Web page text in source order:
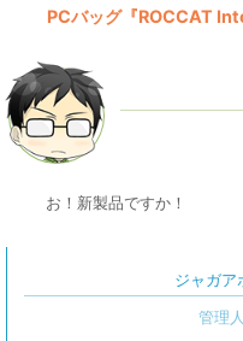
PCバッグ『ROCCAT
お！新製品ですか！
ジャガア